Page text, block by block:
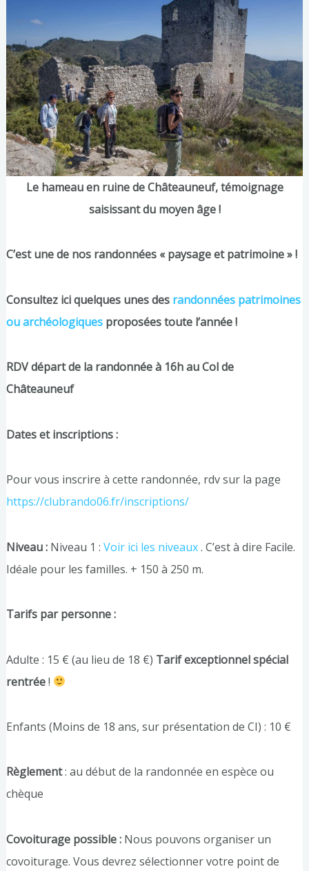
Le hameau en ruine de Châteauneuf, témoignage
saisissant du moyen âge !
C’est une de nos randonnées « paysage et patrimoine » !
Consultez ici quelques unes des randonnées patrimoines
ou archéologiquesproposées toute l’année !
RDV départ de la randonnée à 16h au Col de
Châteauneuf
Dates et inscriptions :
Pour vous inscrire à cette randonnée, rdv sur la page
https://clubrando06.fr/inscriptions/
Niveau :Niveau 1 : Voir ici les niveaux. C’est à dire Facile.
Idéale pour les familles. + 150 à 250 m.
Tarifs par personne :
Adulte : 15 € (au lieu de 18 €) Tarif exceptionnel spécial
rentrée!
Enfants (Moins de 18 ans, sur présentation de CI) : 10 €
Règlement: au début de la randonnée en espèce ou
chèque
Covoiturage possible : Nous pouvons organiser un
covoiturage. Vous devrez sélectionner votre point de